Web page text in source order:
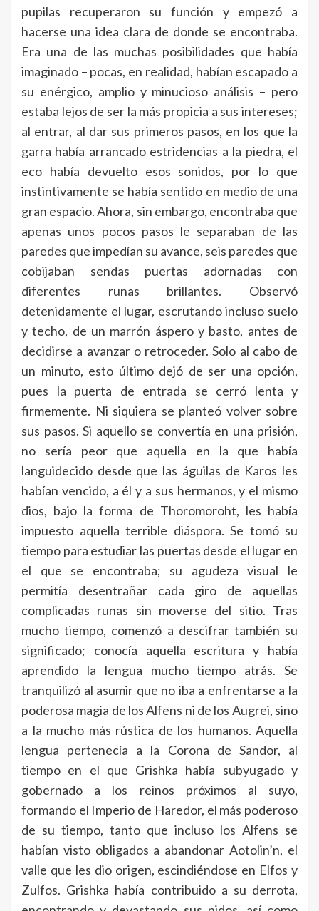
pupilas recuperaron su función y empezó a
hacerse una idea clara de donde se encontraba.
Era una de las muchas posibilidades que había
imaginado – pocas, en realidad, habían escapado a
su enérgico, amplio y minucioso análisis – pero
estaba lejos de ser la más propicia a sus intereses;
al entrar, al dar sus primeros pasos, en los que la
garra había arrancado estridencias a la piedra, el
eco había devuelto esos sonidos, por lo que
instintivamente se había sentido en medio de una
gran espacio. Ahora, sin embargo, encontraba que
apenas unos pocos pasos le separaban de las
paredes que impedían su avance, seis paredes que
cobijaban sendas puertas adornadas con
diferentes runas brillantes. Observó
detenidamente el lugar, escrutando incluso suelo
y techo, de un marrón áspero y basto, antes de
decidirse a avanzar o retroceder. Solo al cabo de
un minuto, esto último dejó de ser una opción,
pues la puerta de entrada se cerró lenta y
firmemente. Ni siquiera se planteó volver sobre
sus pasos. Si aquello se convertía en una prisión,
no sería peor que aquella en la que había
languidecido desde que las águilas de Karos les
habían vencido, a él y a sus hermanos, y el mismo
dios, bajo la forma de Thoromoroht, les había
impuesto aquella terrible diáspora. Se tomó su
tiempo para estudiar las puertas desde el lugar en
el que se encontraba; su agudeza visual le
permitía desentrañar cada giro de aquellas
complicadas runas sin moverse del sitio. Tras
mucho tiempo, comenzó a descifrar también su
significado; conocía aquella escritura y había
aprendido la lengua mucho tiempo atrás. Se
tranquilizó al asumir que no iba a enfrentarse a la
poderosa magia de los Alfens ni de los Augrei, sino
a la mucho más rústica de los humanos. Aquella
lengua pertenecía a la Corona de Sandor, al
tiempo en el que Grishka había subyugado y
gobernado a los reinos próximos al suyo,
formando el Imperio de Haredor, el más poderoso
de su tiempo, tanto que incluso los Alfens se
habían visto obligados a abandonar Aotolin’n, el
valle que les dio origen, escindiéndose en Elfos y
Zulfos. Grishka había contribuido a su derrota,